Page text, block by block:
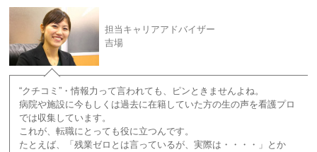
担当キャリアアドバイザー
吉場
“クチコミ”・情報力って言われても、ピンときませんよね。
病院や施設に今もしくは過去に在籍していた方の生の声を看護プロ
では収集しています。
これが、転職にとっても役に立つんです。
たとえば、「残業ゼロとは言っているが、実際は・・・・」とか